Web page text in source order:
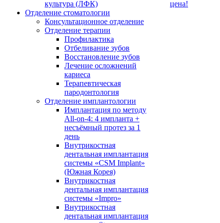
культура (ЛФК)
Отделение стоматологии
Консультационное отделение
Отделение терапии
Профилактика
Отбеливание зубов
Восстановление зубов
Лечение осложнений
кариеса
Терапевтическая
пародонтология
Отделение имплантологии
Имплантация по методу
All-on-4: 4 импланта +
несъёмный протез за 1
день
Внутрикостная
дентальная имплантация
системы «CSM Implant»
(Южная Корея)
Внутрикостная
дентальная имплантация
системы «Impro»
Внутрикостная
дентальная имплантация
цена!